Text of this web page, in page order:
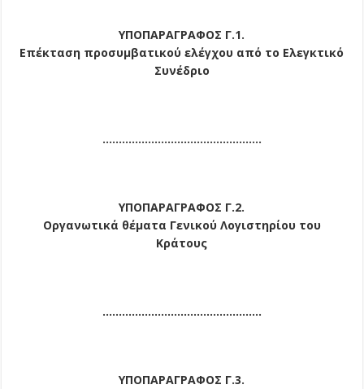
ΥΠΟΠΑΡΑΓΡΑΦΟΣ Γ.1.
Επέκταση προσυμβατικού ελέγχου από το Ελεγκτικό
Συνέδριο
………………………………………….
ΥΠΟΠΑΡΑΓΡΑΦΟΣ Γ.2.
Οργανωτικά θέματα Γενικού Λογιστηρίου του
Κράτους
………………………………………….
ΥΠΟΠΑΡΑΓΡΑΦΟΣ Γ.3.